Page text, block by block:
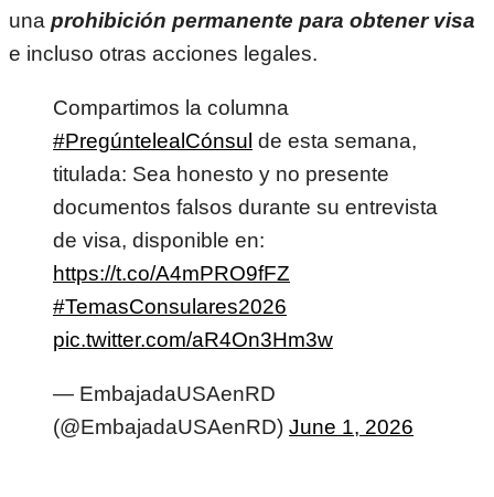
una prohibición permanente para obtener visa
e incluso otras acciones legales.
Compartimos la columna
#PregúntelealCónsul de esta semana,
titulada: Sea honesto y no presente
documentos falsos durante su entrevista
de visa, disponible en:
https://t.co/A4mPRO9fFZ
#TemasConsulares2026
pic.twitter.com/aR4On3Hm3w
— EmbajadaUSAenRD
(@EmbajadaUSAenRD) June 1, 2026